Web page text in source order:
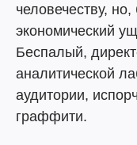
человечеству,
экономический
Беспалый,
аналитической
аудитории,
граффити.